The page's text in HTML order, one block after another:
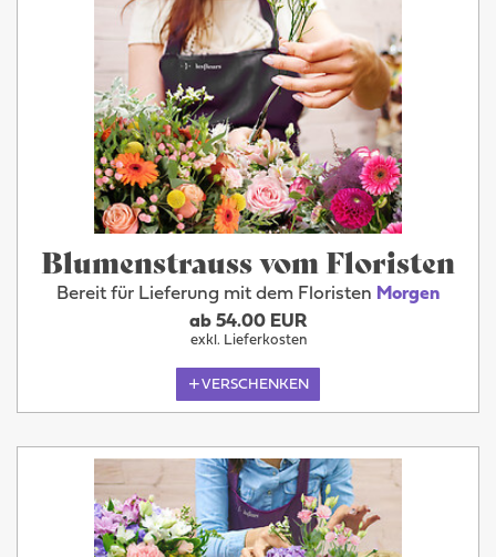
Blumenstrauss vom Floristen
Bereit für Lieferung mit dem Floristen Morgen
ab 54.00 EUR
exkl. Lieferkosten
VERSCHENKEN